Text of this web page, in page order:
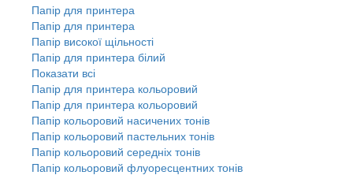
Папір для принтера
Папір для принтера
Папір високої щільності
Папір для принтера білий
Показати всі
Папір для принтера кольоровий
Папір для принтера кольоровий
Папір кольоровий насичених тонів
Папір кольоровий пастельних тонів
Папір кольоровий середніх тонів
Папір кольоровий флуоресцентних тонів